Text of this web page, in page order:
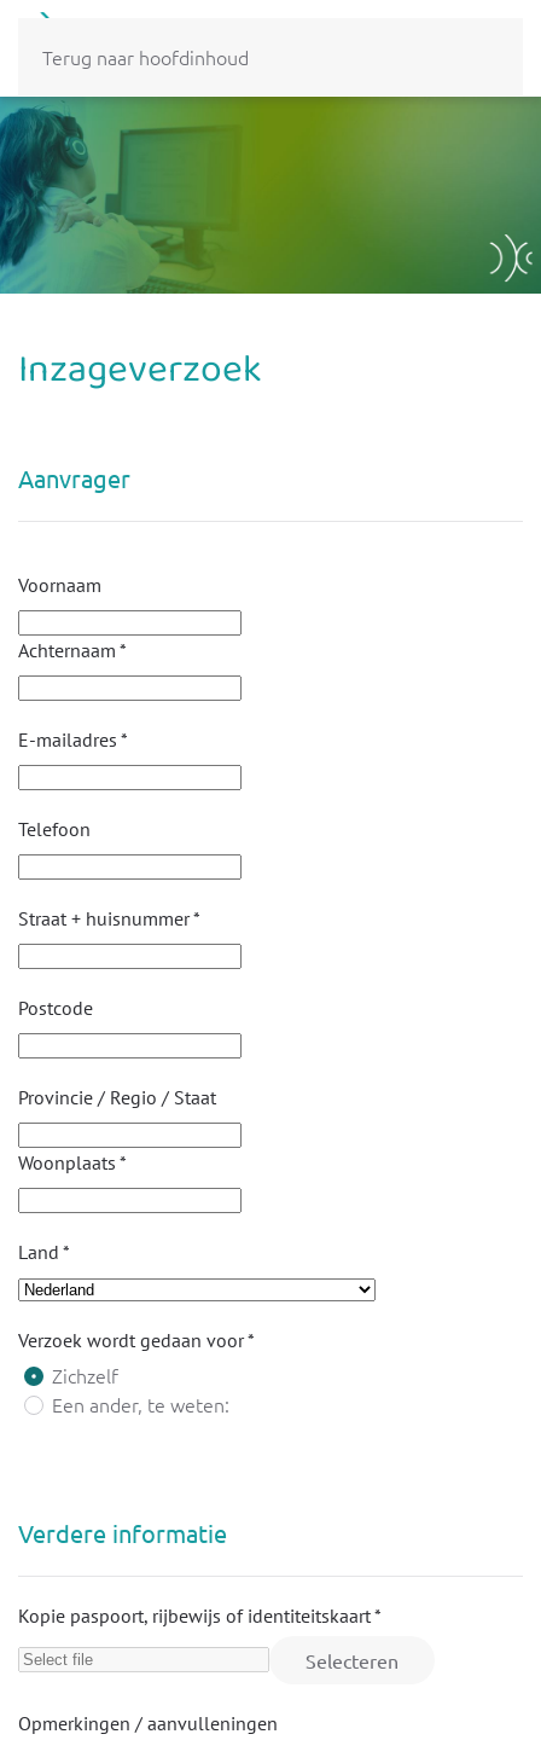
Terug naar hoofdinhoud
Inzageverzoek
Aanvrager
Voornaam
Achternaam *
E-mailadres *
Telefoon
Straat + huisnummer*
Postcode
Provincie / Regio / Staat
Woonplaats *
Land *
Verzoek wordt gedaan voor*
Zichzelf
Een ander, te weten:
Verdere informatie
Kopie paspoort, rijbewijs of identiteitskaart*
Selecteren
Opmerkingen / aanvulleningen